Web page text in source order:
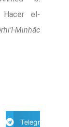
Hacer el-
Minhâc
Telegram